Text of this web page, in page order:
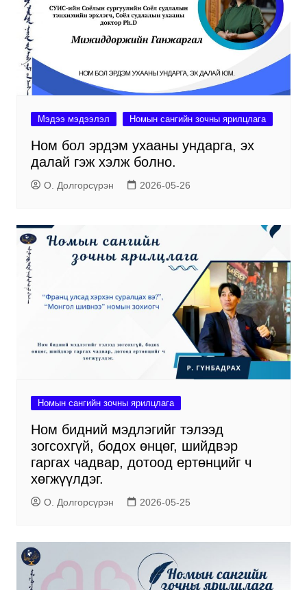
Мэдээ мэдээлэл Номын сангийн зочны ярилцлага
Ном бол эрдэм ухааны ундарга, эх
далай гэж хэлж болно.
О. Долгорсүрэн 2026-05-26
Номын сангийн зочны ярилцлага
Ном бидний мэдлэгийг тэлээд
зогсохгүй, бодох өнцөг, шийдвэр
гаргах чадвар, дотоод ертөнцийг ч
хөгжүүлдэг.
О. Долгорсүрэн 2026-05-25